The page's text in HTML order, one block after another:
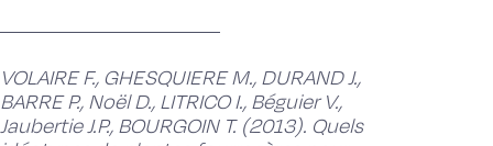
VOLAIRE F., GHESQUIERE M., DURAND J.,
BARRE P., Noël D., LITRICO I., Béguier V.,
Jaubertie J.P., BOURGOIN T. (2013). Quels